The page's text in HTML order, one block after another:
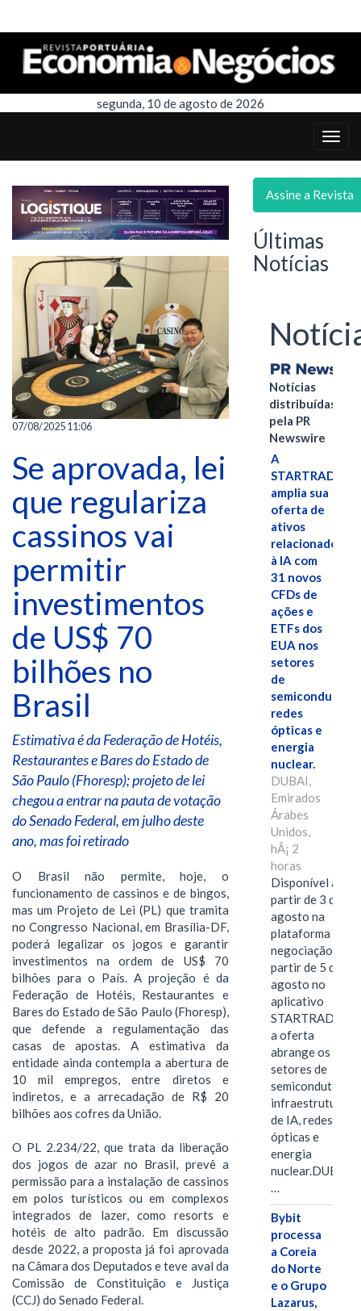
segunda, 10 de agosto de 2026
07/08/2025 11:06
Se aprovada, lei
que regulariza
cassinos vai
permitir
investimentos
de US$ 70
bilhões no
Brasil
Estimativa é da Federação de Hotéis,
Restaurantes e Bares do Estado de
São Paulo (Fhoresp); projeto de lei
chegou a entrar na pauta de votação
do Senado Federal, em julho deste
ano, mas foi retirado
O Brasil não permite, hoje, o
funcionamento de cassinos e de bingos,
mas um Projeto de Lei (PL) que tramita
no Congresso Nacional, em Brasília-DF,
poderá legalizar os jogos e garantir
investimentos na ordem de US$ 70
bilhões para o País. A projeção é da
Federação de Hotéis, Restaurantes e
Bares do Estado de São Paulo (Fhoresp),
que defende a regulamentação das
casas de apostas. A estimativa da
entidade ainda contempla a abertura de
10 mil empregos, entre diretos e
indiretos, e a arrecadação de R$ 20
bilhões aos cofres da União.
O PL 2.234/22, que trata da liberação
dos jogos de azar no Brasil, prevê a
permissão para a instalação de cassinos
em polos turísticos ou em complexos
integrados de lazer, como resorts e
hotéis de alto padrão. Em discussão
desde 2022, a proposta já foi aprovada
na Câmara dos Deputados e teve aval da
Comissão de Constituição e Justiça
(CCJ) do Senado Federal.
Assine a Revista
Últimas
Notícias
Notícias
distribuídas
pela PR
Newswire
A
STARTRADER
amplia sua
oferta de
ativos
relacionados
à IA com
31 novos
CFDs de
ações e
ETFs dos
EUA nos
setores
de
redes
ópticas e
energia
nuclear.
DUBAI,
Emirados
Árabes
Unidos,
hÃ¡ 2
horas
Disponível a
partir de 3 de
agosto na
plataforma de
negociação e a
partir de 5 de
agosto no
aplicativo
STARTRADER,
a oferta
abrange os
setores de
semicondutores,
infraestrutura
de IA, redes
ópticas e
energia
nuclear.DUBAI,
…
Bybit
processa
a Coreia
do Norte
e o Grupo
Lazarus,